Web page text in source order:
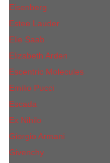
Eisenberg
Еsteе Lаudеr
Elie Saab
Elizabeth Arden
Escentric Molecules
Emilio Pucci
Escada
Ex Nihilo
Giorgio Armani
Givenchy